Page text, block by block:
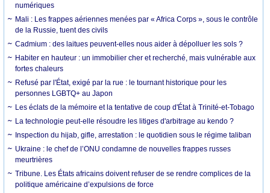
numériques
Mali : Les frappes aériennes menées par « Africa Corps », sous le contrôle
de la Russie, tuent des civils
Cadmium : des laitues peuvent-elles nous aider à dépolluer les sols ?
Habiter en hauteur : un immobilier cher et recherché, mais vulnérable aux
fortes chaleurs
Refusé par l'État, exigé par la rue : le tournant historique pour les
personnes LGBTQ+ au Japon
Les éclats de la mémoire et la tentative de coup d'État à Trinité-et-Tobago
La technologie peut-elle résoudre les litiges d'arbitrage au kendo ?
Inspection du hijab, gifle, arrestation : le quotidien sous le régime taliban
Ukraine : le chef de l’ONU condamne de nouvelles frappes russes
meurtrières
Tribune. Les États africains doivent refuser de se rendre complices de la
politique américaine d’expulsions de force